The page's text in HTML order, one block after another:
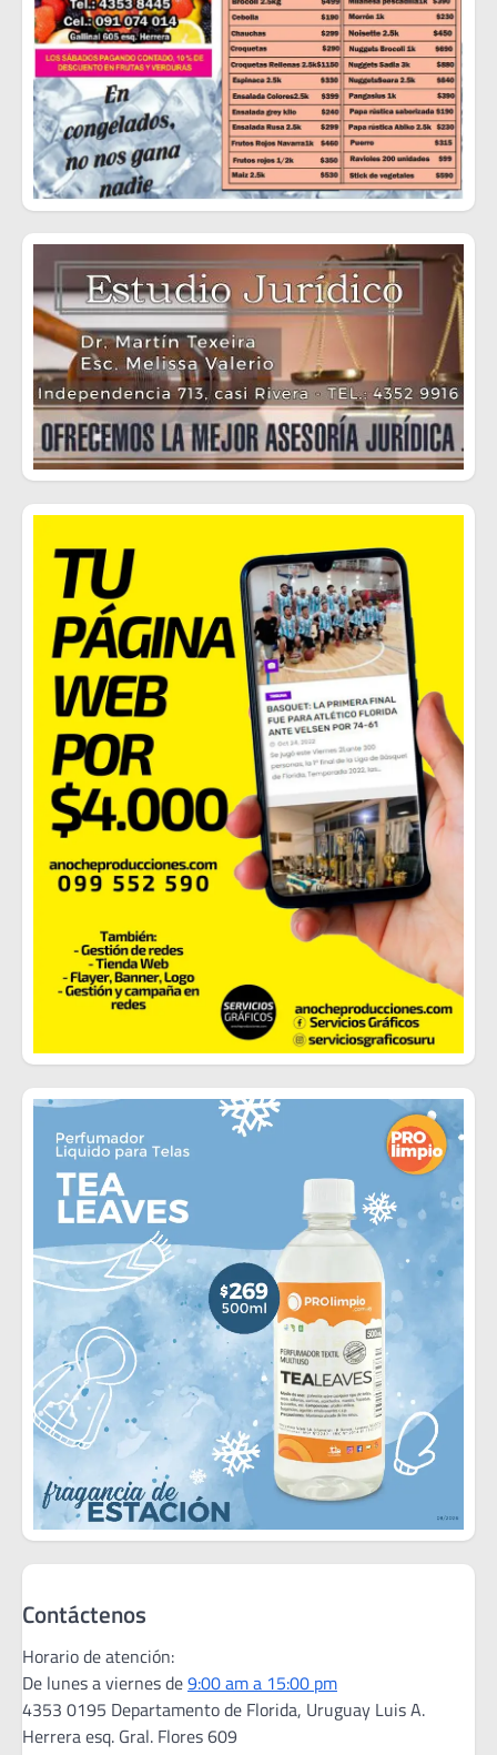
Contáctenos
Horario de atención:
De lunes a viernes de9:00 am a 15:00 pm
4353 0195 Departamento de Florida, Uruguay Luis A.
Herrera esq. Gral. Flores 609